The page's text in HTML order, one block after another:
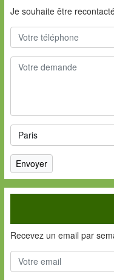
Je souhaite être
Recevez un email par